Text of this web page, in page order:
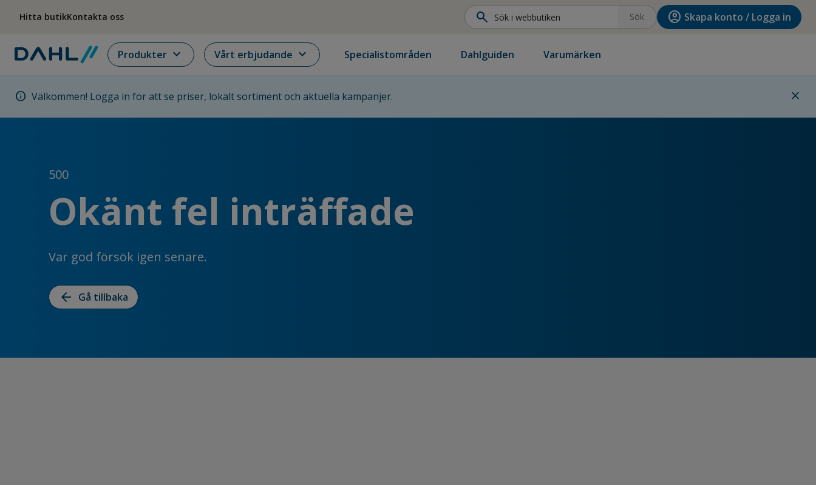
Hitta butikKontakta oss search Sök account_circle Skapa konto / Logga in
Produkter expand_more Vårt erbjudande expand_more Specialistområden Dahlguiden Varumärken
info Välkommen! Logga in för att se priser, lokalt sortiment och aktuella kampanjer. close
500
Okänt fel inträffade
Var god försök igen senare.
arrow_back Gå tillbaka